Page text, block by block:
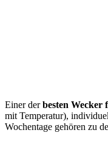
Einer derbesten
mit Temperatur),
Wochentage gehören zu